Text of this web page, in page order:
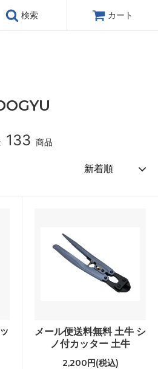
検索 カート
133 商品
メール便送料無料 土牛 シ
ノ付カッター 土牛
2,200円(税込)